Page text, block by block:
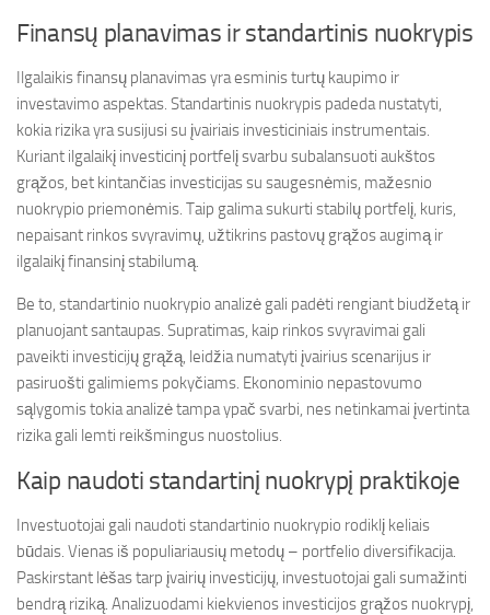
Finansų planavimas ir standartinis nuokrypis
Ilgalaikis finansų planavimas yra esminis turtų kaupimo ir
investavimo aspektas. Standartinis nuokrypis padeda nustatyti,
kokia rizika yra susijusi su įvairiais investiciniais instrumentais.
Kuriant ilgalaikį investicinį portfelį svarbu subalansuoti aukštos
grąžos, bet kintančias investicijas su saugesnėmis, mažesnio
nuokrypio priemonėmis. Taip galima sukurti stabilų portfelį, kuris,
nepaisant rinkos svyravimų, užtikrins pastovų grąžos augimą ir
ilgalaikį finansinį stabilumą.
Be to, standartinio nuokrypio analizė gali padėti rengiant biudžetą ir
planuojant santaupas. Supratimas, kaip rinkos svyravimai gali
paveikti investicijų grąžą, leidžia numatyti įvairius scenarijus ir
pasiruošti galimiems pokyčiams. Ekonominio nepastovumo
sąlygomis tokia analizė tampa ypač svarbi, nes netinkamai įvertinta
rizika gali lemti reikšmingus nuostolius.
Kaip naudoti standartinį nuokrypį praktikoje
Investuotojai gali naudoti standartinio nuokrypio rodiklį keliais
būdais. Vienas iš populiariausių metodų – portfelio diversifikacija.
Paskirstant lėšas tarp įvairių investicijų, investuotojai gali sumažinti
bendrą riziką. Analizuodami kiekvienos investicijos grąžos nuokrypį,